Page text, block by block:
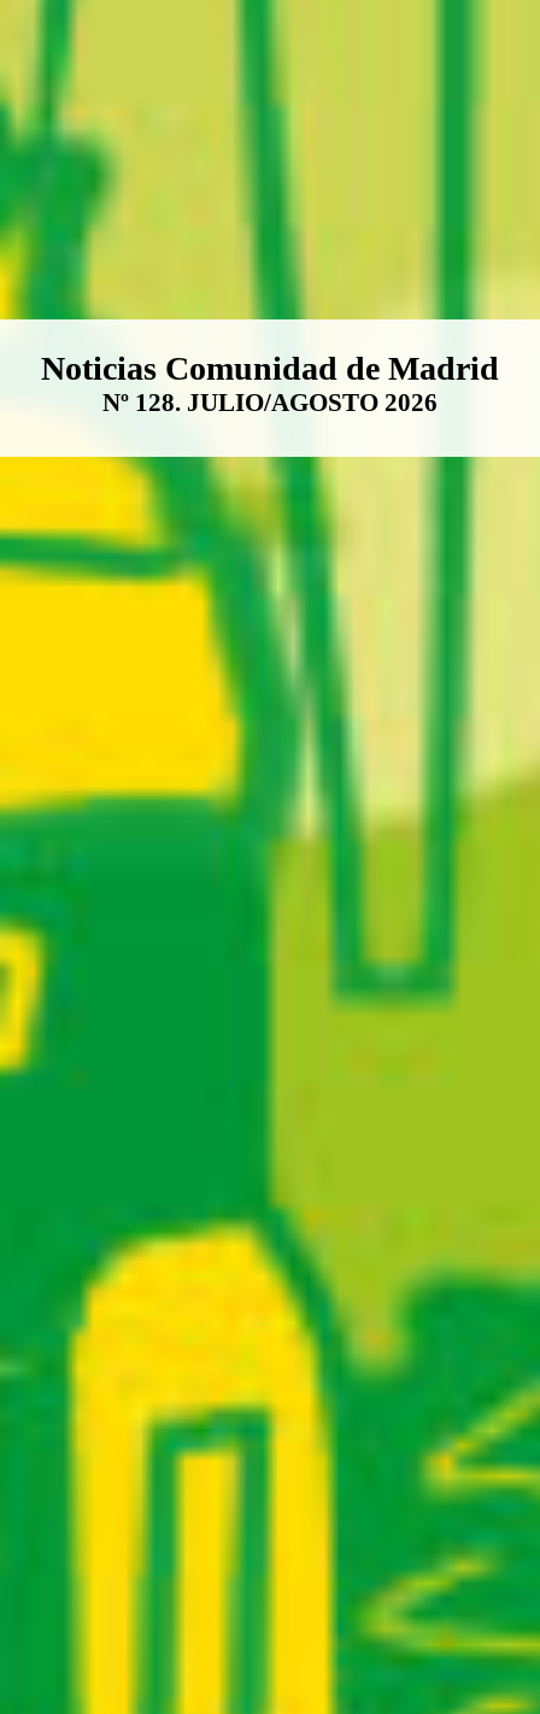
Boletín Noticias Comunidad de
Noticias Comunidad de Madrid
Nº 128. JULIO/AGOSTO 2026